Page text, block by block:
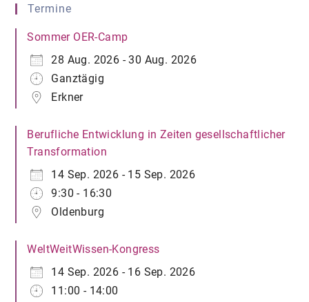
Termine
Sommer OER-Camp
28 Aug. 2026 - 30 Aug. 2026
Ganztägig
Erkner
Berufliche Entwicklung in Zeiten gesellschaftlicher
Transformation
14 Sep. 2026 - 15 Sep. 2026
9:30 - 16:30
Oldenburg
WeltWeitWissen-Kongress
14 Sep. 2026 - 16 Sep. 2026
11:00 - 14:00